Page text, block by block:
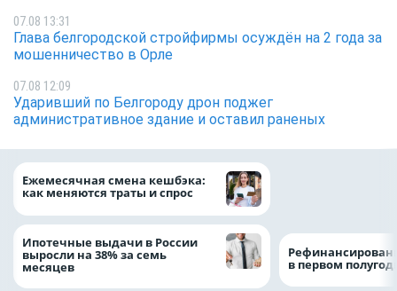
07.08 13:31
Глава белгородской стройфирмы осуждён на 2 года за
мошенничество в Орле
07.08 12:09
Ударивший по Белгороду дрон поджег
административное здание и оставил раненых
Ежемесячная смена кешбэка:
как меняются траты и спрос
Ипотечные выдачи в России
выросли на 38% за семь
месяцев в первом